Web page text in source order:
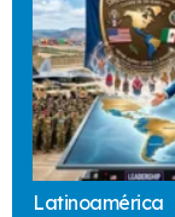
Latinoamérica